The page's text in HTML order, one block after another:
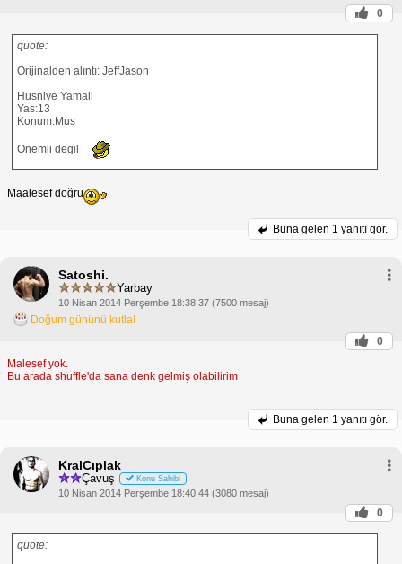
0
quote:
Orijinalden alıntı: JeffJason
Husniye Yamali
Yas:13
Konum:Mus
Onemli degil
Maalesef doğru
Buna gelen 1 yanıtı gör.
Satoshi.
Yarbay
10 Nisan 2014 Perşembe 18:38:37 (7500 mesaj)
Doğum gününü kutla!
0
Malesef yok.
Bu arada shuffle'da sana denk gelmiş olabilirim
Buna gelen 1 yanıtı gör.
KralCıplak
Çavuş Konu Sahibi
10 Nisan 2014 Perşembe 18:40:44 (3080 mesaj)
0
quote: